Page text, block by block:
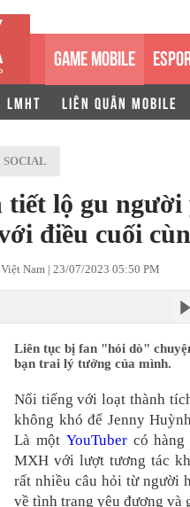
GAME MOBILE
LMHT LIÊN QUÂN MOBILE
tiết lộ gu
điều cuối
Nam | 23/07/2023 05:50 PM
Liên tục bị fan "hỏi dò"
bạn trai lý tưởng của mình.
Nổi tiếng với loạt thành
không khó để Jenny
Là một YouTubercó hàng
MXH với lượt tương tác
rất nhiều câu hỏi từ người
về tình trạng yêu đương và